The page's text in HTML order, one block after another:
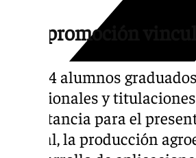
Una promoción
Los 274 alumnos
profesionales y
importancia para el
natural, la producción